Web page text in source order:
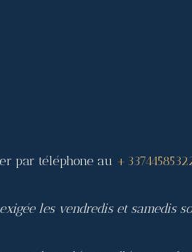
par téléphone au
les vendredis et samedis